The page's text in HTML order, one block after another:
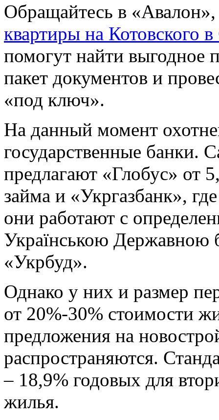
Обращайтесь в «Авалон»,
квартиры на Котовского
помогут найти выгодное
пакет документов и
«под ключ».
На данный момент
государственные банки.
предлагают «Глобус» от
займа и «Укргазбанк»,
они работают с
Українською Державною
«Укрбуд».
Однако у них и размер
от 20%-30% стоимости
предложения на
распространяются.
– 18,9% годовых для
жилья.